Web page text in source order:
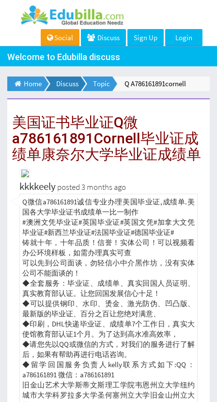
Social Discuss Sign Up Login
Welcome to Edubilla discuss
Home Discuss Topic Q A786161891cornell
美国证书毕业证Q微
a786161891Cornell毕业证成
绩单康奈尔大学毕业证成绩单
kkkkeelyposted 3 months ago
Q微信a786161891诚信专业办理美国毕业证,成绩单.美
国各大学毕业证书成绩单一比一制作
#澳洲文凭毕业证#英国毕业证#英国文凭#加拿大文凭
毕业证#新西兰毕业证#法国毕业证#德国毕业证#
铸就十年，十年品质！信誉！实体公司！可以视频看
办公环境样板，如需办理真实可查
可以先到公司面谈，勿轻信小中介黑作坊，没有实体
公司不能面谈的！
◆全套服务：毕业证、成绩单、真实回国人员证明、
真实教育部认证。让您回国发展信心十足！
◆可以提供钢印、水印、烫金、激光防伪、凹凸版、
最新版的毕业证、百分之百让您绝对满意、
◆印刷，DHL快递毕业证、成绩单7个工作日，真实大
使馆教育部认证1个月。为了达到高水准高效率，
◆请您先以QQ或微信的方式，对我们的服务进行了解
后，如果有帮助再进行电话咨询。
◆留学回国服务负责人kelly联系方式如下:QQ：
a786161891 微信：a786161891
旧金山艺术大学斯蒂文斯理工学院韦恩州立大学纽约
城市大学科罗拉多大学圣何塞州立大学旧金山州立大